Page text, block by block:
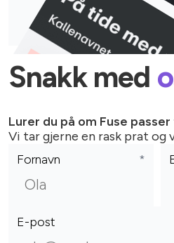
Snakk med
Lurer du på om Fuse
Vi tar gjerne en rask prat og
Fornavn
*
E-post